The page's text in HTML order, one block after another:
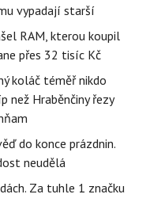
vypadají starší
RAM, kterou koupil
přes 32 tisíc Kč
koláč téměř nikdo
než Hraběnčiny řezy
do konce prázdnin.
neudělá
Za tuhle 1 značku